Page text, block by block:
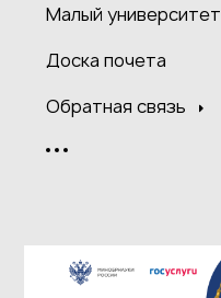
Малый университет
Доска почета
Обратная связь